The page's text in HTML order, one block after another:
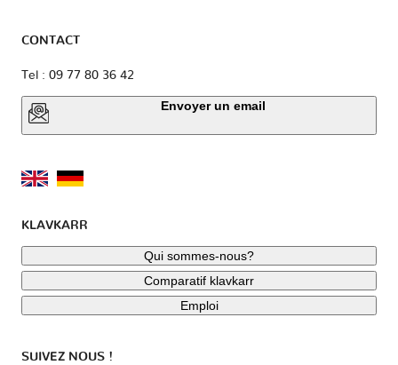
CONTACT
Tel : 09 77 80 36 42
Envoyer un email
KLAVKARR
Qui sommes-nous?
Comparatif klavkarr
Emploi
SUIVEZ NOUS !